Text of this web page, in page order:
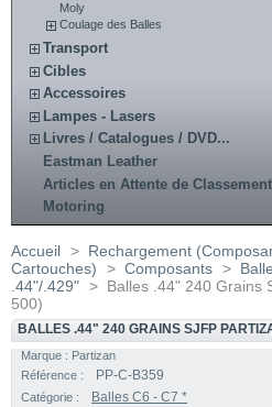
Moly
Coulage des Balles
Transport
Cibles
Accessoires
Lampes - Lasers
Livres / Catalogues / DVD...
Eastman Leather
Articles en Attente de
Motoring
Accueil > Rechargement
Cartouches)
> Composants >
.44"/.429" > Balles .44" 240 Grains
500)
BALLES .44" 240 GRAINS SJFP
Marque : Partizan
Référence :
PP-C-B359
Catégorie : Balles C6 - C7 *